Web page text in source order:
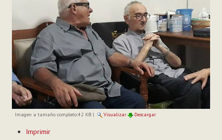
Imagen a tamaño completo:42 KB| Visualizar Descargar
de
Imprimir